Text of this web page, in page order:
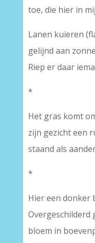
toe, die hier in
Lanen kuieren
gelijnd aan
Riep er daar
*
Het gras komt
zijn gezicht een
staand als
*
Hier een donker
Overgeschilderd
bloem in